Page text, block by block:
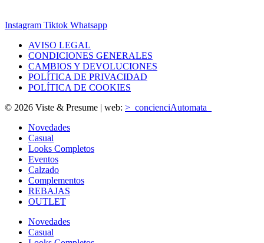
Instagram Tiktok Whatsapp
AVISO LEGAL
CONDICIONES GENERALES
CAMBIOS Y DEVOLUCIONES
POLÍTICA DE PRIVACIDAD
POLÍTICA DE COOKIES
© 2026 Viste & Presume | web: >_concienciAutomata_
Novedades
Casual
Looks Completos
Eventos
Calzado
Complementos
REBAJAS
OUTLET
Novedades
Casual